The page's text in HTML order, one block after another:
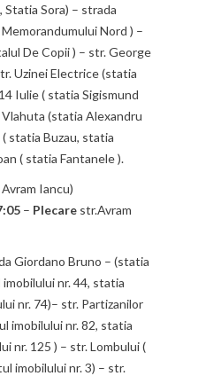
Sora) – strada
Nord ) –
De Copii ) – str. George
Uzinei Electrice (statia
Iulie ( statia Sigismund
(statia Alexandru
statia Buzau, statia
( statia Fantanele ).
Iancu)
– Plecarestr.Avram
Giordano Bruno – (statia
imobilului nr. 44, statia
nr. 74)– str. Partizanilor
imobilului nr. 82, statia
nr. 125 ) – str. Lombului (
imobilului nr. 3) – str.